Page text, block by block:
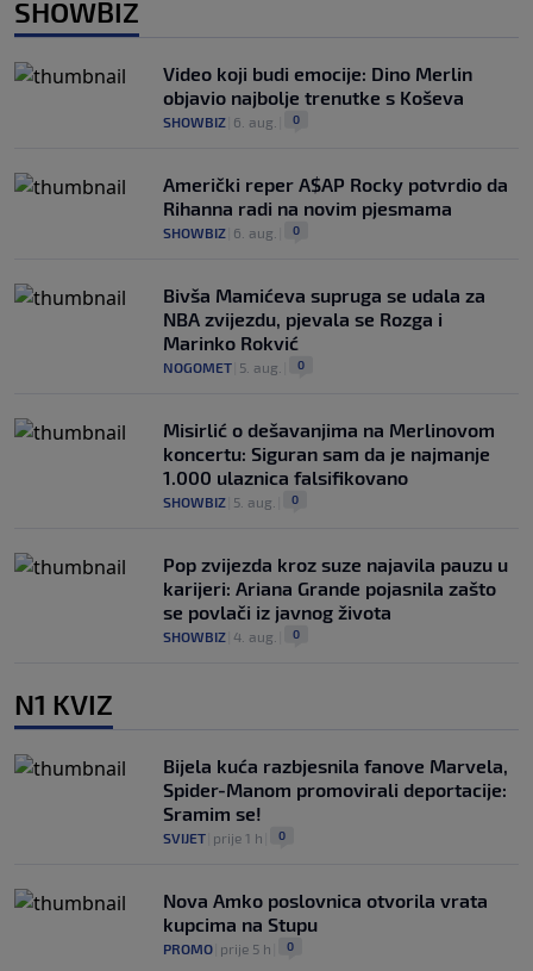
SHOWBIZ
Video koji budi emocije: Dino Merlin
objavio najbolje trenutke s Koševa
SHOWBIZ 6. aug. 0
Američki reper A$AP Rocky potvrdio da
Rihanna radi na novim pjesmama
SHOWBIZ 6. aug. 0
Bivša Mamićeva supruga se udala za
NBA zvijezdu, pjevala se Rozga i
Marinko Rokvić
NOGOMET 5. aug. 0
Misirlić o dešavanjima na Merlinovom
koncertu: Siguran sam da je najmanje
1.000 ulaznica falsifikovano
SHOWBIZ 5. aug. 0
Pop zvijezda kroz suze najavila pauzu u
karijeri: Ariana Grande pojasnila zašto
se povlači iz javnog života
SHOWBIZ 4. aug. 0
N1 KVIZ
Bijela kuća razbjesnila fanove Marvela,
Spider-Manom promovirali deportacije:
Sramim se!
SVIJET prije 1 h 0
Nova Amko poslovnica otvorila vrata
kupcima na Stupu
PROMO prije 5 h 0